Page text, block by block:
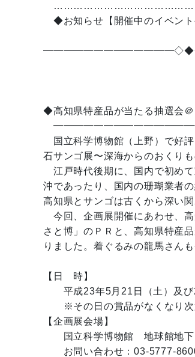
◆お知らせ【開催中のイベント
◆高知県特産品が当たる抽選会
国立科学博物館（上野）で好
石サンゴ展〜深海からのおくりも
江戸時代後期に、国内で初め
沖であったり、国内の珊瑚業者
高知県とサンゴは古くから深い関
今回、企画展開催にあわせ、
さと博」のＰＲと、高知県特産
りました。着ぐるみの龍馬さん
【日 時】
平成23年5月21日（土）及
※その日の賞品がなくなり次
【企画展会場】
国立科学博物館 地球館地下1
お問い合わせ：03-5777-